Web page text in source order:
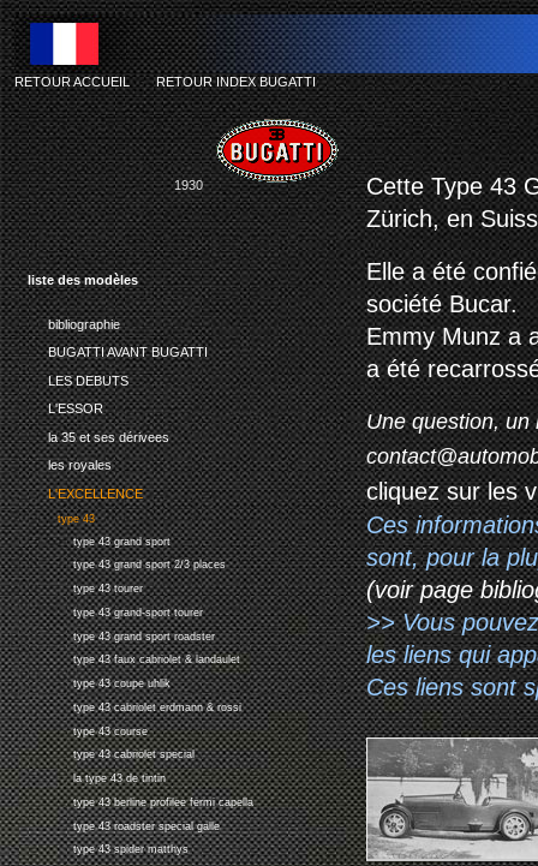
liste des modèles
bibliographie
BUGATTI AVANT BUGATTI
LES DEBUTS
L'ESSOR
la 35 et ses dérivees
les royales
L'EXCELLENCE
type 43
type 43 grand sport
type 43 grand sport 2/3 places
type 43 tourer
type 43 grand-sport tourer
type 43 grand sport roadster
type 43 faux cabriolet & landaulet
type 43 coupe uhlik
type 43 cabriolet erdmann & rossi
type 43 course
type 43 cabriolet special
la type 43 de tintin
type 43 berline profilee fermi capella
type 43 roadster special galle
type 43 spider matthys
RETOUR ACCUEIL-RETOUR INDEX BUGATTI
1930
Cette Type 43
Zürich, en
Elle a été
société Bucar.
Emmy Munz a
a été
Une question, un
cliquez sur les
Ces
sont, pour la
(voir page
>> Vous
les liens qui
Ces liens sont